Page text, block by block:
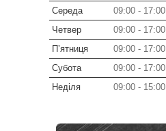
Середа
09:00
17:00
Четвер
09:00
17:00
Пʼятниця
09:00
17:00
Субота
09:00
17:00
Неділя
09:00 15:00